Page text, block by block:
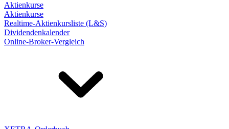
Aktienkurse
Aktienkurse
Realtime-Aktienkursliste (L&S)
Dividendenkalender
Online-Broker-Vergleich